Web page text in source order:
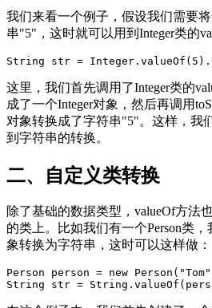
我们来看一个例子，假设我们需要
串"5"，这时就可以用到Integer类的
String str =
这里，我们首先调用了Integer类的
成了一个Integer对象，然后再调用
对象转换成了字符串"5"。这样，我
到字符串的转换。
二、自定义类转换
除了基础的数据类型，valueOf方法
的类上。比如我们有一个Person类，
象转换为字符串，这时可以这样做：
Person person = new
String str =